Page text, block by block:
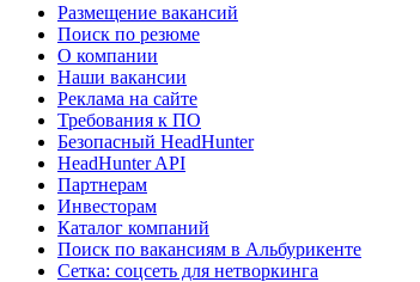
Размещение вакансий
Поиск по резюме
О компании
Наши вакансии
Реклама на сайте
Требования к ПО
Безопасный HeadHunter
HeadHunter API
Партнерам
Инвесторам
Каталог компаний
Поиск по вакансиям в Альбурикенте
Сетка: соцсеть для нетворкинга